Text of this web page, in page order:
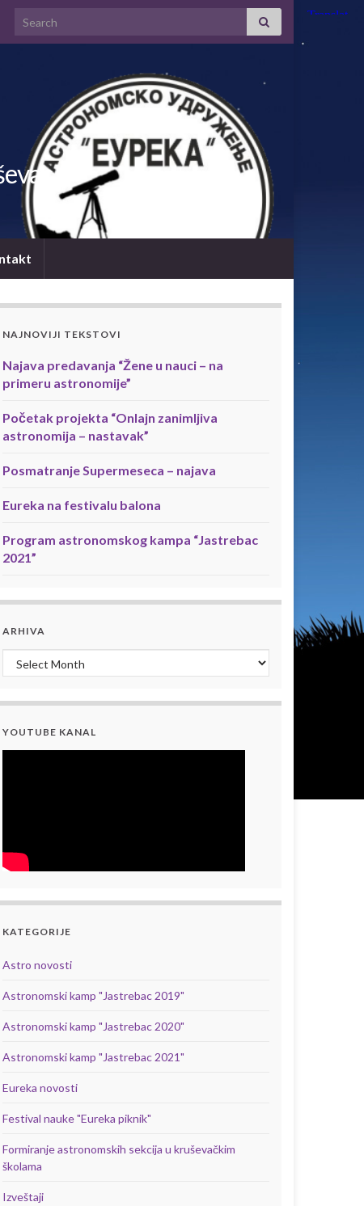
Search for:
NAJNOVIJI TEKSTOVI
Najava predavanja “Žene u nauci – na
primeru astronomije”
Početak projekta “Onlajn zanimljiva
astronomija – nastavak”
Posmatranje Supermeseca – najava
Eureka na festivalu balona
Program astronomskog kampa “Jastrebac
2021”
ARHIVA
Arhiva
YOUTUBE KANAL
KATEGORIJE
Astro novosti
Astronomski kamp "Jastrebac 2019"
Astronomski kamp "Jastrebac 2020"
Astronomski kamp "Jastrebac 2021"
Eureka novosti
Festival nauke "Eureka piknik"
Formiranje astronomskih sekcija u kruševačkim
školama
Izveštaji